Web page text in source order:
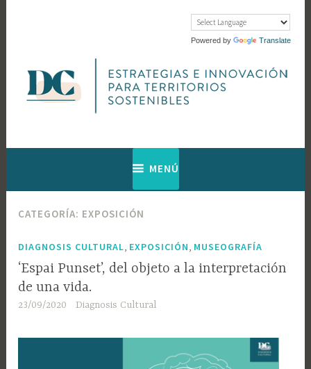
Powered by Translate
Diagnosis
Cultural
MENÚ
CATEGORÍA: EXPOSICIÓN
DIAGNOSIS CULTURAL, EXPOSICIÓN, MUSEOGRAFÍA
‘Espai Punset’, del objeto a la interpretación
de una vida.
23/09/2020 Diagnosis Cultural